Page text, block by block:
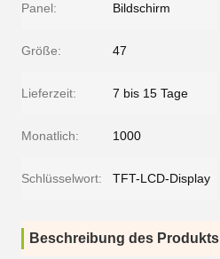
Panel: Bildschirm
Größe: 47
Lieferzeit: 7 bis 15 Tage
Monatlich: 1000
Schlüsselwort: TFT-LCD-Display
Beschreibung des Produkts